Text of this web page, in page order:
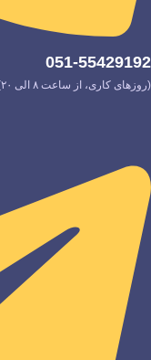
051-55429192
(روزهای کاری، از ساعت ۸ الی ۲۰)